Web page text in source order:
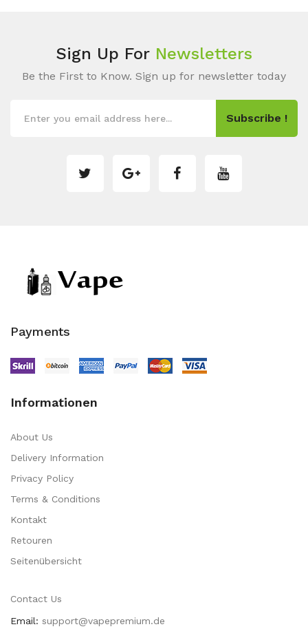
Sign Up For Newsletters
Be the First to Know. Sign up for newsletter today
Subscribe !
Payments
Informationen
About Us
Delivery Information
Privacy Policy
Terms & Conditions
Kontakt
Retouren
Seitenübersicht
Contact Us
Email: support@vapepremium.de